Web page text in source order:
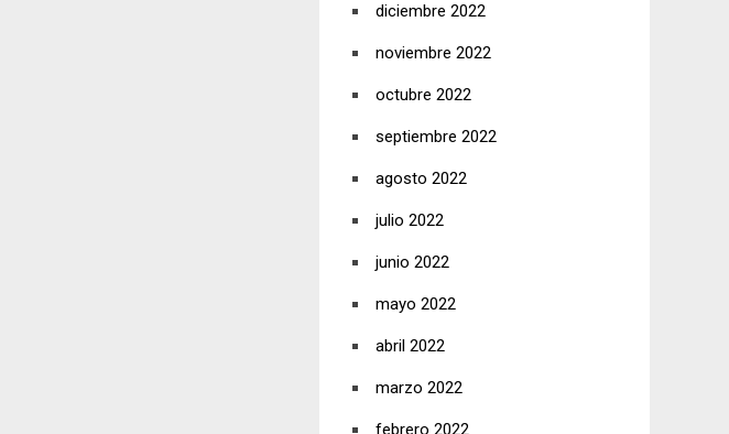
diciembre 2022
noviembre 2022
octubre 2022
septiembre 2022
agosto 2022
julio 2022
junio 2022
mayo 2022
abril 2022
marzo 2022
febrero 2022